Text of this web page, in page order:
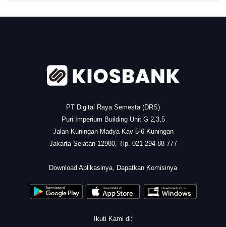
PT Digital Raya Semesta (DRS)
Puri Imperium Building Unit G 2,3,5
Jalan Kuningan Madya Kav 5-6 Kuningan
Jakarta Selatan 12980, Tlp. 021 294 88 777
Download Aplikasinya, Dapatkan Komisinya
Ikuti Kami di: